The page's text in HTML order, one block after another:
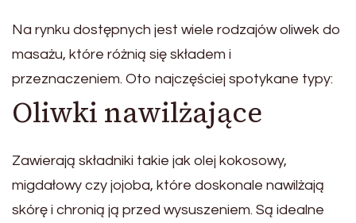
Na rynku dostępnych jest wiele rodzajów oliwek do
masażu, które różnią się składem i
przeznaczeniem. Oto najczęściej spotykane typy:
Oliwki nawilżające
Zawierają składniki takie jak olej kokosowy,
migdałowy czy jojoba, które doskonale nawilżają
skórę i chronią ją przed wysuszeniem. Są idealne